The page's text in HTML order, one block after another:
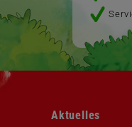
überspringen
Aktuelles